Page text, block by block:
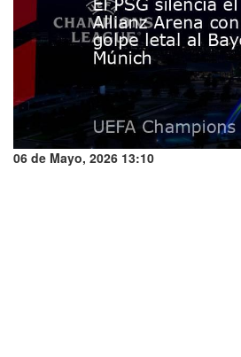
06 de Mayo, 2026 13:10